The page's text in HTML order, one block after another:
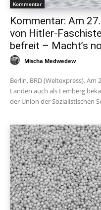
Kommentar
Kommentar: Am
von Hitler-
befreit – Macht’s
Mischa Medwedew
Berlin, BRD (Weltexpress).
Landen auch als Lemberg
der Union der Sozialistischen